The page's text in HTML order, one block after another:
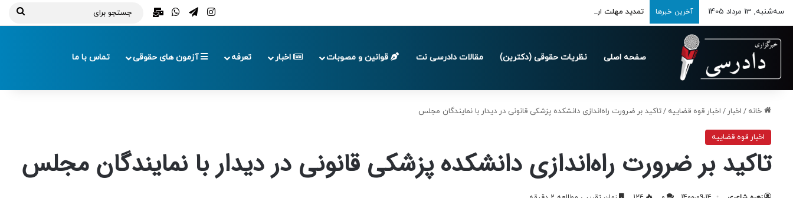
سه‌شنبه, 13 مرداد 1405 آخرین خبرها تمدید مهلت ارسال اظهارنامه‌های مالیاتی تا پایان تابستان 1405 اینستاگرام
تلگرامواتس آپ
ایمیل
صفحه اصلی نظریات حقوقی (دکترین) مقالات دادرسی نت قوانین و مصوبات اخبار تعرفه آزمون های حقوقی تماس با ما
خانه / اخبار / اخبار قوه قضاییه /تاکید بر ضرورت راه‌اندازی دانشکده پزشکی قانونی در دیدار با نمایندگان مجلس
اخبار قوه قضاییه
تاکید بر ضرورت راه‌اندازی دانشکده پزشکی قانونی در دیدار با نمایندگان مجلس